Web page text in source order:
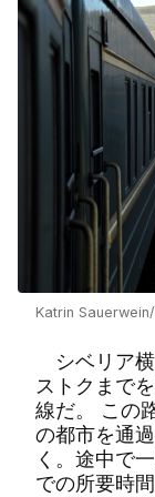
Katrin
シベリア横
ストクまで
線だ。 この
の都市を通
く。途中で
での所要時